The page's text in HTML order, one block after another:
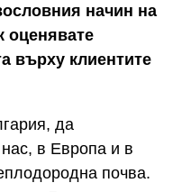
начин на
оценявате
върху клиентите
да
в Европа и в
почва.